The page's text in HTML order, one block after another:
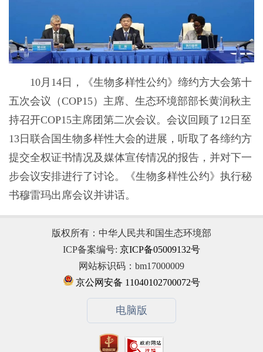
10月14日，《生物多样性公约》缔约方大会第十
五次会议（COP15）主席、生态环境部部长黄润秋主
持召开COP15主席团第二次会议。会议回顾了12日至
13日联合国生物多样性大会的进展，听取了各缔约方
提交全权证书情况及媒体宣传情况的报告，并对下一
步会议安排进行了讨论。《生物多样性公约》执行秘
书穆雷玛出席会议并讲话。
版权所有：中华人民共和国生态环境部
ICP备案编号: 京ICP备05009132号
网站标识码：bm17000009
京公网安备 11040102700072号
电脑版